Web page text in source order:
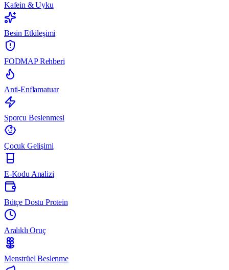
Kafein & Uyku
Besin Etkileşimi
FODMAP Rehberi
Anti-Enflamatuar
Sporcu Beslenmesi
Çocuk Gelişimi
E-Kodu Analizi
Bütçe Dostu Protein
Aralıklı Oruç
Menstrüel Beslenme